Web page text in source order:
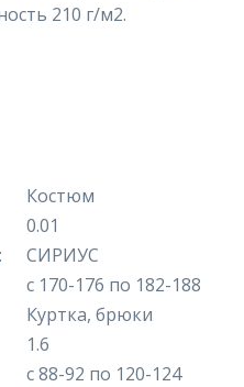
210 г/м2.
Костюм
0.01
:
СИРИУС
с 170-176 по 182-188
Куртка, брюки
1.6
с 88-92 по 120-124